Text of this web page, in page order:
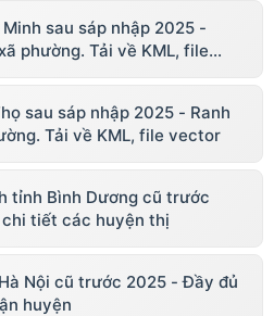
sau sáp nhập 2025 -
phường. Tải về KML, file
sau sáp nhập 2025 - Ranh
Tải về KML, file vector
tỉnh Bình Dương cũ trước
tiết các huyện thị
Nội cũ trước 2025 - Đầy đủ
huyện